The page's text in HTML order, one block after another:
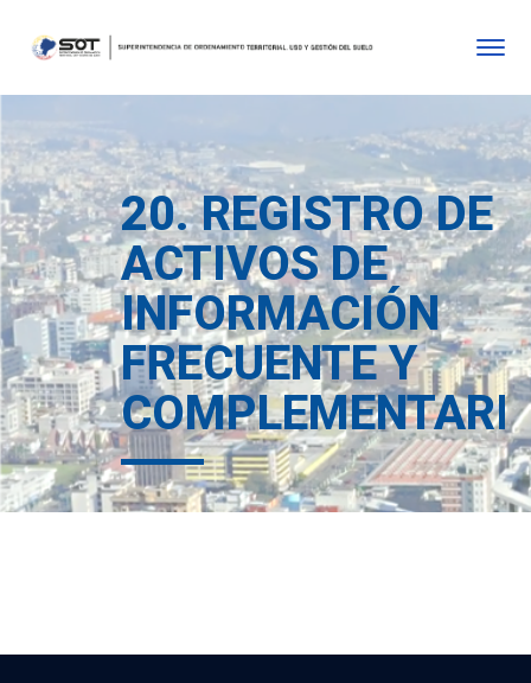
20. REGISTRO DE
ACTIVOS DE
INFORMACIÓN
FRECUENTE Y